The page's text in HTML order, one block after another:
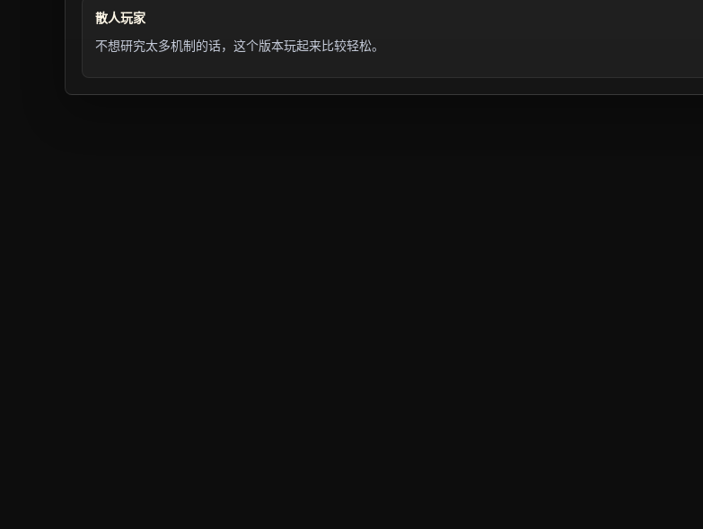
散人玩家
不想研究太多机制的话，这个版本玩起来比较轻松。